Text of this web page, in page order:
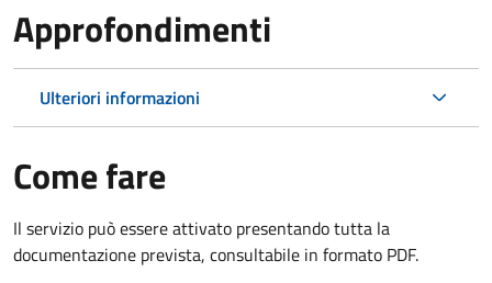
Approfondimenti
Ulteriori informazioni
Come fare
Il servizio può essere attivato presentando tutta la
documentazione prevista, consultabile in formato PDF.